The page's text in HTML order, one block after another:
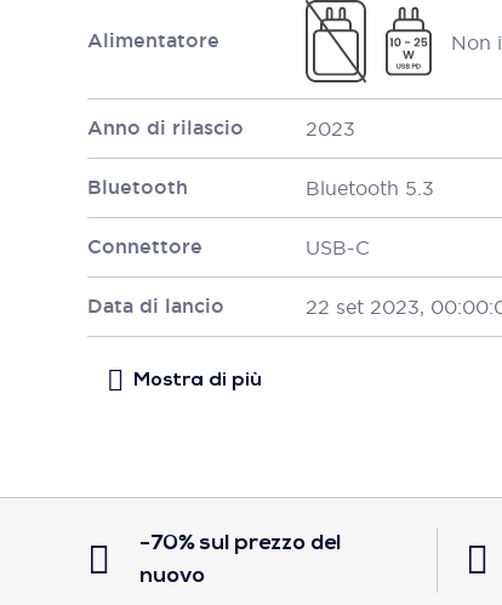
Alimentatore Non
Anno di rilascio 2023
Bluetooth Bluetooth 5.3
Connettore USB-C
Data di lancio 22 set 2023,
-70% sul prezzo del
nuovo